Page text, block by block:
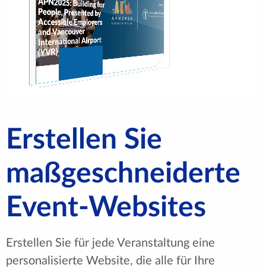
Erstellen Sie
maßgeschneiderte
Event-Websites
Erstellen Sie für jede Veranstaltung eine
personalisierte Website, die alle für Ihre